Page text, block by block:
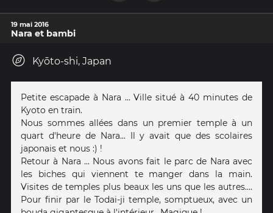
19 mai 2016
Nara et bambi
Kyōto-shi, Japan
Petite escapade à Nara ... Ville situé à 40 minutes de
Kyoto en train.
Nous sommes allées dans un premier temple à un
quart d'heure de Nara... Il y avait que des scolaires
japonais et nous :) !
Retour à Nara ... Nous avons fait le parc de Nara avec
les biches qui viennent te manger dans la main.
Visites de temples plus beaux les uns que les autres....
Pour finir par le Todai-ji temple, somptueux, avec un